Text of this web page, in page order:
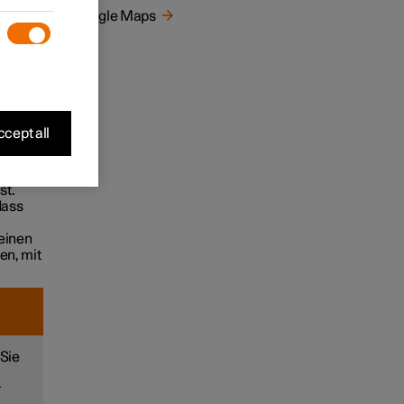
und
mit
Google Maps
all